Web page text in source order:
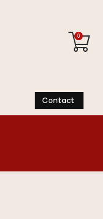
0
Contact